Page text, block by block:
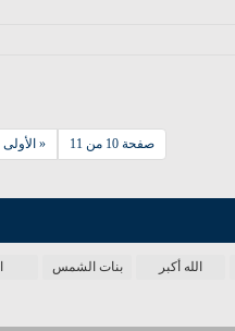
صفحة 10 من 11 « الأولى
الله أكبر بنات الشمس